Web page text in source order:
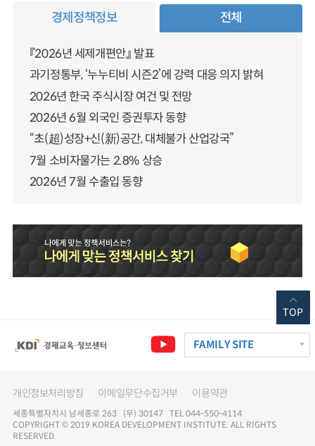
경제정책정보 전체
『2026년 세제개편안』 발표
과기정통부, ‘누누티비 시즌2’에 강력 대응 의지 밝혀
2026년 한국 주식시장 여건 및 전망
2026년 6월 외국인 증권투자 동향
“초(超)성장+신(新)공간, 대체불가 산업강국”
7월 소비자물가는 2.8% 상승
2026년 7월 수출입 동향
FAMILY SITE
개인정보처리방침 이메일무단수집거부 이용약관
세종특별자치시 남세종로 263 (우) 30147 TEL 044-550-4114
COPYRIGHT © 2019 KOREA DEVELOPMENT INSTITUTE. ALL RIGHTS
RESERVED.
TOP